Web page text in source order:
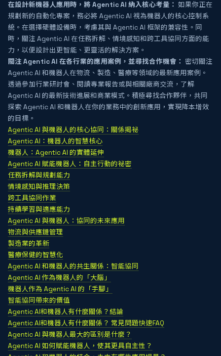
在設計新機器人應用時，將 Agentic AI 納入核心考量： 如果你正在
規劃新的自動化專案，務必將 Agentic AI 視為機器人的核心控制系
統。在選擇硬體設備時，考慮其與 Agentic AI 框架的兼容性。同
時，關注 Agentic AI 在任務拆解、情境感知和跨工具協同方面的能
力，以便設計出更智能、更靈活的解決方案。
關注 Agentic AI 在各行業的應用案例，並尋找合作機會： 密切關注
Agentic AI 和機器人在物流、製造、醫療等領域的最新應用案例。
透過參加行業研討會、閱讀專業報告或與相關廠商交流，了解
Agentic AI 的最新技術進展和商業模式。積極尋找合作夥伴，共同
探索 Agentic AI 和機器人在你的業務中的創新應用，實現降本增效
的目標。
Agentic AI 與機器人的核心協同：關係揭祕
Agentic AI：機器人的智慧核心
機器人：Agentic AI 的實體延伸
Agentic AI 賦能機器人：自主行動的祕密
任務拆解與規劃能力
情境感知與推理決策
跨工具協同作業
持續學習與適應能力
Agentic AI 與機器人：協同的未來應用
物流與供應鏈管理
製造業的革新
醫療保健的智慧化
Agentic AI 和機器人的共生關係：智能協同
Agentic AI 作為機器人的「大腦」
機器人作為 Agentic AI 的「手腳」
智能協同帶來的價值
Agentic AI和機器人有什麼關係？結論
Agentic AI和機器人有什麼關係？ 常見問題快速FAQ
Agentic AI 與機器人最大的區別是什麼？
Agentic AI 如何賦能機器人，使其更具自主性？